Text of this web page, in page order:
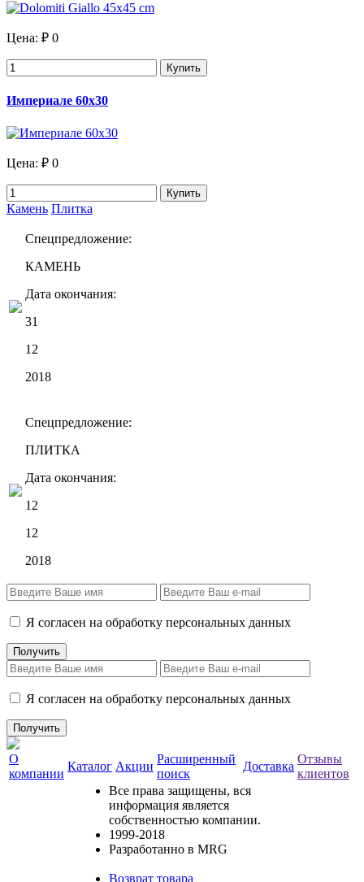
Цена: ₽ 0
Купить
Империале 60х30
Цена: ₽ 0
Купить
Камень Плитка
Спецпредложение:
КАМЕНЬ
Дата окончания:
31
12
2018
Спецпредложение:
ПЛИТКА
Дата окончания:
12
12
2018
Я согласен на обработку персональных данных
Я согласен на обработку персональных данных
О
компании
Каталог Акции
Расширенный
поиск
Доставка
Отзывы
клиентов
Все права защищены, вся
информация является
собственностью компании.
1999-2018
Разработанно в MRG
Возврат товара